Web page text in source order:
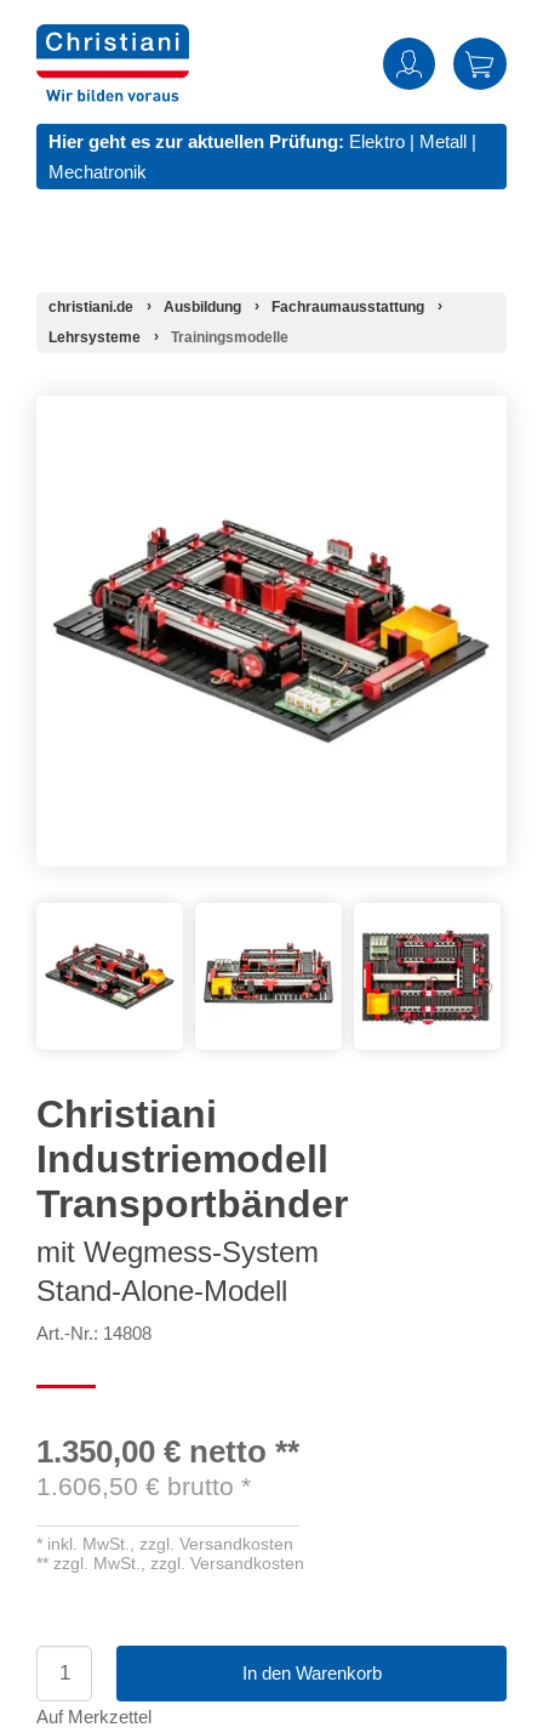
Hier geht es zur aktuellen Prüfung: Elektro | Metall |
Mechatronik
christiani.de Ausbildung
Fachraumausstattung
Lehrsysteme
Trainingsmodelle
Christiani
Industriemodell
Transportbänder
mit Wegmess-System
Stand-Alone-Modell
Art.-Nr.: 14808
1.350,00 € netto **
1.606,50 € brutto *
* inkl. MwSt., zzgl. Versandkosten
** zzgl. MwSt., zzgl. Versandkosten
In den Warenkorb
Auf Merkzettel